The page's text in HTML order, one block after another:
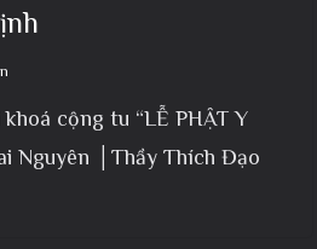
cộng tu “LỄ PHẬT Y
Nguyên │Thầy Thích Đạo